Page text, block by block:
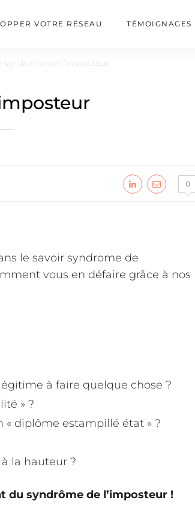
VOTRE RÉSEAU TÉMOIGNAGES
syndrome de l’imposteur
0
le savoir syndrome de
vous en défaire grâce à nos
à faire quelque chose ?
» ?
« diplôme estampillé état » ?
la hauteur ?
du syndrôme de l’imposteur !